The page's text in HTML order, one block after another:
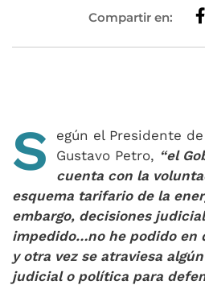
Compartir en:
S
egún el Presidente
Gustavo Petro, “el
cuenta con la
esquema tarifario de la
embargo, decisiones
impedido…no he podido en
y otra vez se atraviesa
judicial o política para